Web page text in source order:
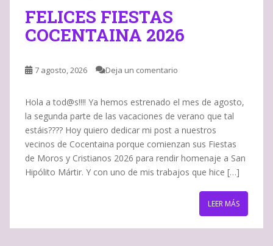
FELICES FIESTAS
COCENTAINA 2026
7 agosto, 2026 Deja un comentario
Hola a tod@s!!!! Ya hemos estrenado el mes de agosto,
la segunda parte de las vacaciones de verano que tal
estáis???? Hoy quiero dedicar mi post a nuestros
vecinos de Cocentaina porque comienzan sus Fiestas
de Moros y Cristianos 2026 para rendir homenaje a San
Hipólito Mártir. Y con uno de mis trabajos que hice […]
LEER MÁS